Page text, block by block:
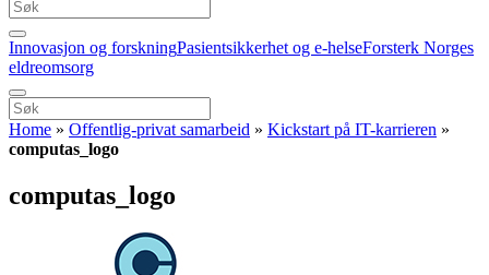
Innovasjon og forskningPasientsikkerhet og e-helseForsterk Norges
eldreomsorg
Home » Offentlig-privat samarbeid » Kickstart på IT-karrieren »
computas_logo
computas_logo